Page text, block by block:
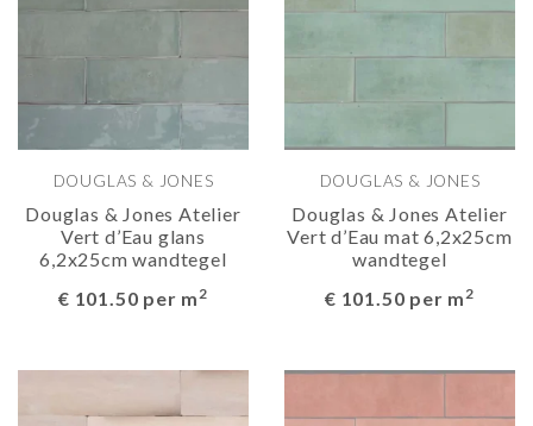
DOUGLAS & JONES
Douglas & Jones Atelier
Vert d’Eau glans
6,2x25cm wandtegel
€ 101.50 per m2
DOUGLAS & JONES
Douglas & Jones Atelier
Vert d’Eau mat 6,2x25cm
wandtegel
€ 101.50 per m2